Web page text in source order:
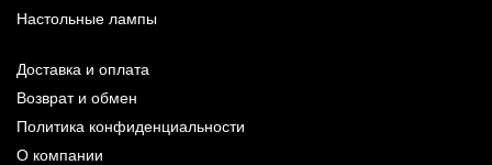
Настольные лампы
Доставка и оплата
Возврат и обмен
Политика конфиденциальности
О компании